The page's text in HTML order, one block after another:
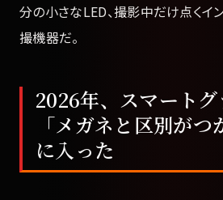
分の小さなLED、撮影中だけ点くイ
撮機器だ。
2026年、スマート
「メガネと区別が
に入った